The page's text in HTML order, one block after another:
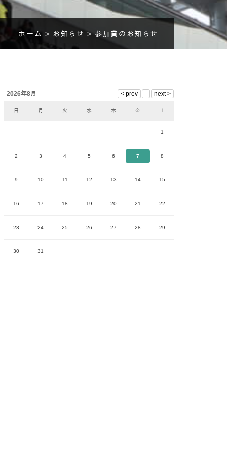
ホーム > お知らせ >参加賞のお知らせ
2026年8月
日 月 火 水 木 金 土
1
2 3 4 5 6 7 8
9 10 11 12 13 14 15
16 17 18 19 20 21 22
23 24 25 26 27 28 29
30 31